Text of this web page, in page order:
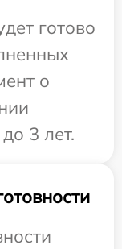
готово
о
3 лет.